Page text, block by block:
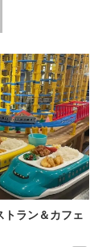
ラン＆カフェ